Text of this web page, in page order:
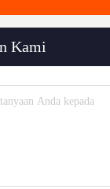
Kami